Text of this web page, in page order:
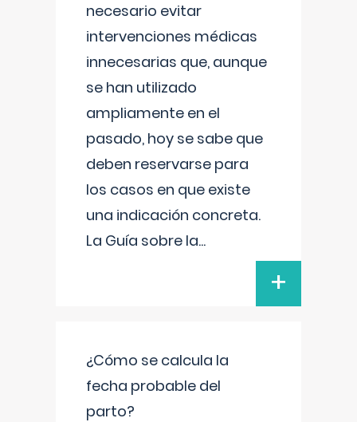
necesario evitar
intervenciones médicas
innecesarias que, aunque
se han utilizado
ampliamente en el
pasado, hoy se sabe que
deben reservarse para
los casos en que existe
una indicación concreta.
La Guía sobre la...
+
¿Cómo se calcula la
fecha probable del
parto?